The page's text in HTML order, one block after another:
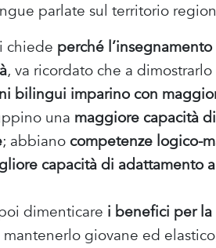
parlate sul territorio
chiede perché
, va ricordato che a
bilingui imparino con
una maggiore capacità
; abbiano competenze logico-
capacità di adattamento
dimenticare i benefici per
mantenerlo giovane ed